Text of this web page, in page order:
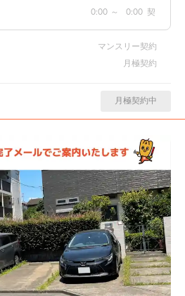
0:00 ～ 0:00 契
マンスリー契約
月極契約
月極契約中